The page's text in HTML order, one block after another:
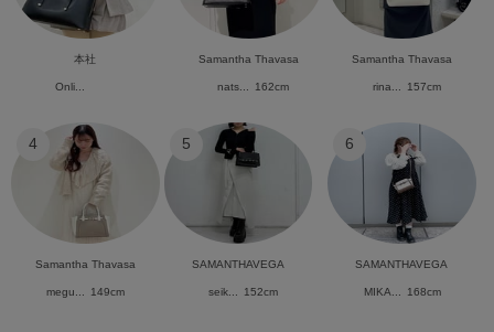
本社
Onli...
Samantha Thavasa
nats... 162cm
Samantha Thavasa
rina... 157cm
4
Samantha Thavasa
megu... 149cm
5
SAMANTHAVEGA
seik... 152cm
6
SAMANTHAVEGA
MIKA... 168cm